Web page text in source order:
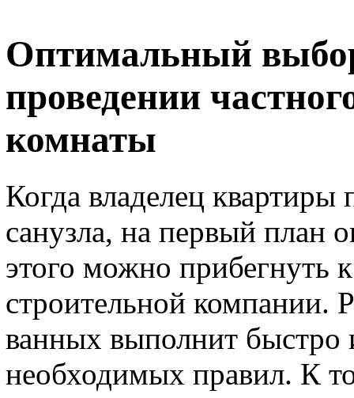
Оптимальный
проведении
комнаты
Когда владелец квартиры
санузла, на первый план
этого можно прибегнуть
строительной компании.
ванных выполнит быстро
необходимых правил. К